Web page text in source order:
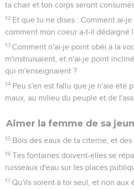
ta chair et ton corps seront
12 Et que tu ne dises : Comment ai-
comment mon coeur a-t-il dédaigné
13 Comment n'ai-je point obéi à la
m'instruisaient, et n'ai-je point
qui m'enseignaient ?
14 Peu s'en est fallu que je n'aie été
maux, au milieu du peuple et de
Aimer la femme de sa
15 Bois des eaux de ta citerne, et
16 Tes fontaines doivent-elles se
ruisseaux d'eau sur les places
17 Qu'ils soient à toi seul, et non aux